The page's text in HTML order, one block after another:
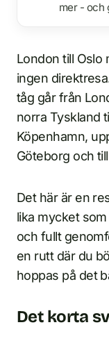
mer - och
London till Oslo
ingen
tåg går från
norra Tyskland
Köpenhamn,
Göteborg och
Det här är en
lika mycket
och fullt
en rutt där du
hoppas på det
Det korta